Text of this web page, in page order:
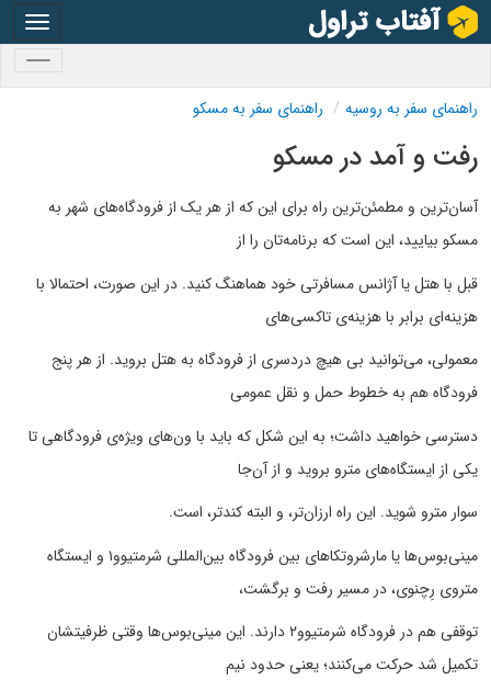
راهنمای سفر به روسیه راهنمای سفر به مسکو
رفت و آمد در مسکو
آسان‌ترین و مطمئن‌ترین راه برای این که از هر یک از فرودگاه‌های شهر به
مسکو بیایید، این است که برنامه‌تان را از
قبل با هتل یا آژانس مسافرتی خود هماهنگ کنید. در این صورت، احتمالا با
هزینه‌ای برابر با هزینه‌ی تاکسی‌های
معمولی، می‌توانید بی هیچ دردسری از فرودگاه به هتل بروید. از هر پنج
فرودگاه هم به خطوط حمل و نقل عمومی
دسترسی خواهید داشت؛ به این شکل که باید با ون‌های ویژه‌ی فرودگاهی تا
یکی از ایستگاه‌های مترو بروید و از آن‌جا
سوار مترو شوید. این راه ارزان‌تر، و البته کندتر، است.
مینی‌بوس‌ها یا مارشروتکاهای بین فرودگاه بین‌المللی شرمتیوو‌‌۱ و ایستگاه
متروی رِچنوی، در مسیر رفت و برگشت،
توقفی هم در فرودگاه شرمتیوو‌‌۲ دارند. این مینی‌بوس‌ها وقتی ظرفیتشان
تکمیل شد حرکت می‌کنند؛ یعنی حدود نیم